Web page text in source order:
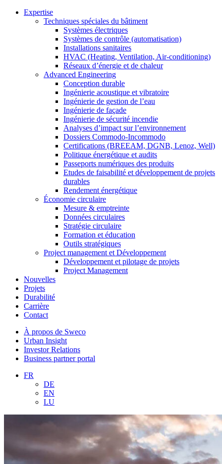
Expertise
Techniques spéciales du bâtiment
Systèmes électriques
Systèmes de contrôle (automatisation)
Installations sanitaires
HVAC (Heating, Ventilation, Air-conditioning)
Réseaux d’énergie et de chaleur
Advanced Engineering
Conception durable
Ingénierie acoustique et vibratoire
Ingénierie de gestion de l’eau
Ingénierie de façade
Ingénierie de sécurité incendie
Analyses d’impact sur l’environnement
Dossiers Commodo-Incommodo
Certifications (BREEAM, DGNB, Lenoz, Well)
Politique énergétique et audits
Passeports numériques des produits
Etudes de faisabilité et développement de projets
durables
Rendement énergétique
Économie circulaire
Mesure & emptreinte
Données circulaires
Stratégie circulaire
Formation et éducation
Outils stratégiques
Project management et Développement
Développement et pilotage de projets
Project Management
Nouvelles
Projets
Durabilité
Carrière
Contact
À propos de Sweco
Urban Insight
Investor Relations
Business partner portal
FR
DE
EN
LU